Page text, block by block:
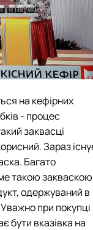
на кефірних
- процес
заквасці
Зараз
Багато
такою
одержуваний в
при покупці
бути вказівка ​​на